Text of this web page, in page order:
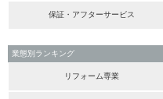
保証・アフターサービス
業態別ランキング
リフォーム専業